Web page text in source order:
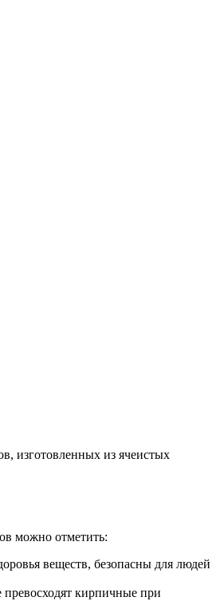
изготовленных из ячеистых
можно отметить:
веществ, безопасны для людей
кирпичные при